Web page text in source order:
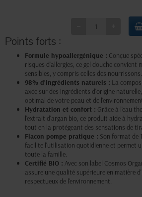
Points forts :
Formule hypoallergénique : Conçue
risques d'allergies, ce gel douche convient
sensibles, y compris celles des nourrissons.
98% d'ingrédients naturels : La
axée sur des ingrédients d'origine
optimal de votre peau et de
Hydratation et confort : Grâce à l'eau
l'extrait d'argan bio, ce produit aide à
tout en la protégeant des sensations de
Flacon pompe pratique : Son format de
facilite l'utilisation quotidienne et permet
toute la famille.
Certifié BIO : Avec son label Cosmos
assure une qualité supérieure en matière
respectueux de l'environnement.